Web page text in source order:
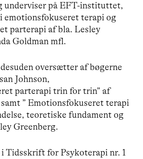
underviser på EFT-instituttet,
emotionsfokuseret terapi og
parterapi af bla. Lesley
Goldman mfl.
oversætter af bøgerne
Johnson,
parterapi trin for trin” af
” Emotionsfokuseret terapi
teoretiske fundament og
Greenberg.
Tidsskrift for Psykoterapi nr. 1